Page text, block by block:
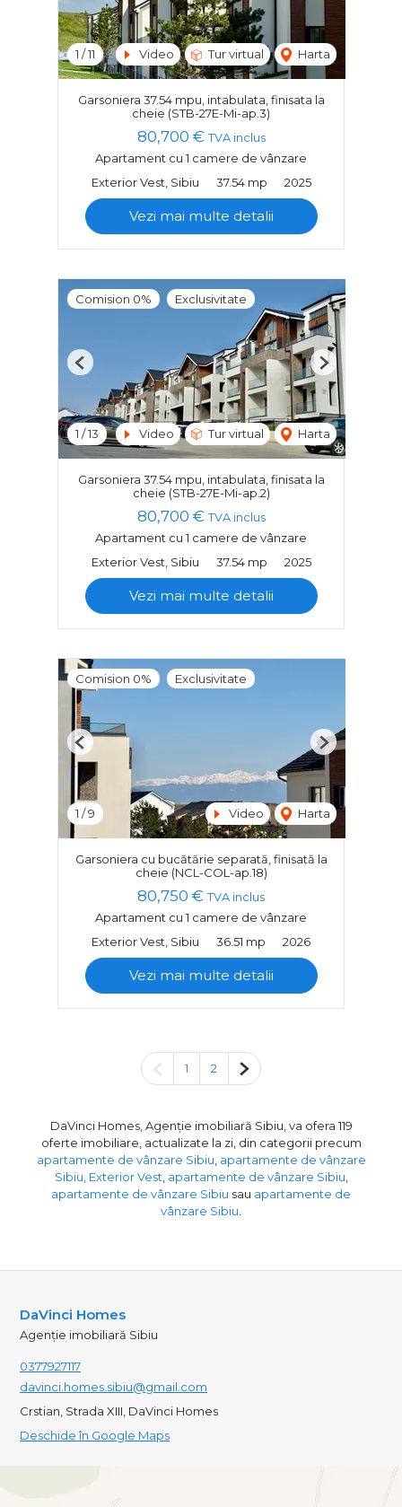
1 /11 Video Tur virtual Harta
Garsoniera 37.54 mpu, intabulata, finisata la
cheie (STB-27E-Mi-ap.3)
80,700 € TVA inclus
Apartament cu 1 camere de vânzare
Exterior Vest, Sibiu
37.54 mp 2025
Vezi mai multe detalii
Comision 0% Exclusivitate
1 /13 Video Tur virtual Harta
Previous Next
Garsoniera 37.54 mpu, intabulata, finisata la
cheie (STB-27E-Mi-ap.2)
80,700 € TVA inclus
Apartament cu 1 camere de vânzare
Exterior Vest, Sibiu
37.54 mp 2025
Vezi mai multe detalii
Comision 0% Exclusivitate
1 /9 Video Harta
Previous Next
Garsoniera cu bucătărie separată, finisată la
cheie (NCL-COL-ap.18)
80,750 € TVA inclus
Apartament cu 1 camere de vânzare
Exterior Vest, Sibiu
36.51 mp 2026
Vezi mai multe detalii
Pagina anterioară
1 2 Pagina următoare
DaVinci Homes, Agenție imobiliară Sibiu, va ofera 119
oferte imobiliare, actualizate la zi, din categorii precum
apartamente de vânzare Sibiu apartamente de vânzare
Sibiu, Exterior Vest apartamente de vânzare Sibiu
apartamente de vânzare Sibiu sau apartamente de
vânzare Sibiu
DaVinci Homes
Agenție imobiliară Sibiu
0377927117
davinci.homes.sibiu@gmail.com
Crstian, Strada XIII, DaVinci Homes
Deschide în Google Maps